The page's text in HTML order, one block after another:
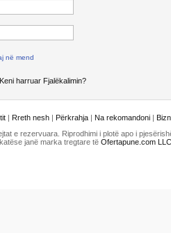
në mend
Keni harruar Fjalëkalimin?
| Rreth nesh | Përkrahja | Na rekomandoni |
e rezervuara. Riprodhimi i plotë apo i
janë marka tregtare të Ofertapune.com LLC